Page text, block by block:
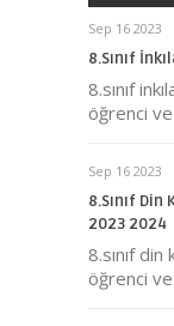
Sep 16 2023
8.Sınıf
8.sınıf
öğrenci
Sep 16 2023
8.Sınıf Din
2023 2024
8.sınıf
öğrenci